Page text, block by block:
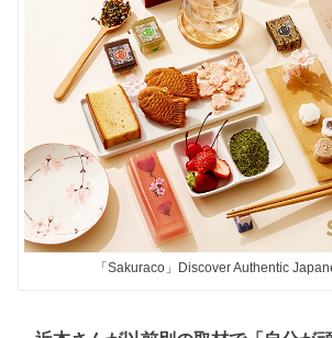
「Sakuraco」Discover Authentic